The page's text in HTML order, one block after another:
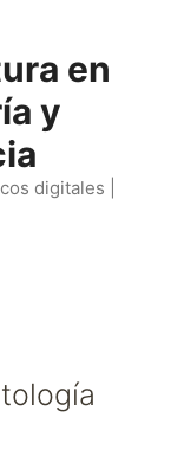
en
y
digitales |